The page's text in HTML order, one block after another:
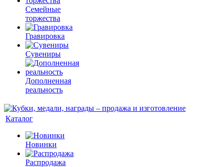
Семейные
торжества
Гравировка
Сувениры
Дополненная
реальность
Каталог
Новинки
Распродажа